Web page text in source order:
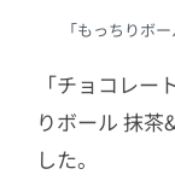
「もっちりボ
「チョコレ
りボール 抹茶
した。